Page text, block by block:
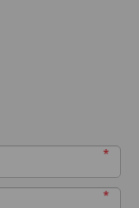
*
*